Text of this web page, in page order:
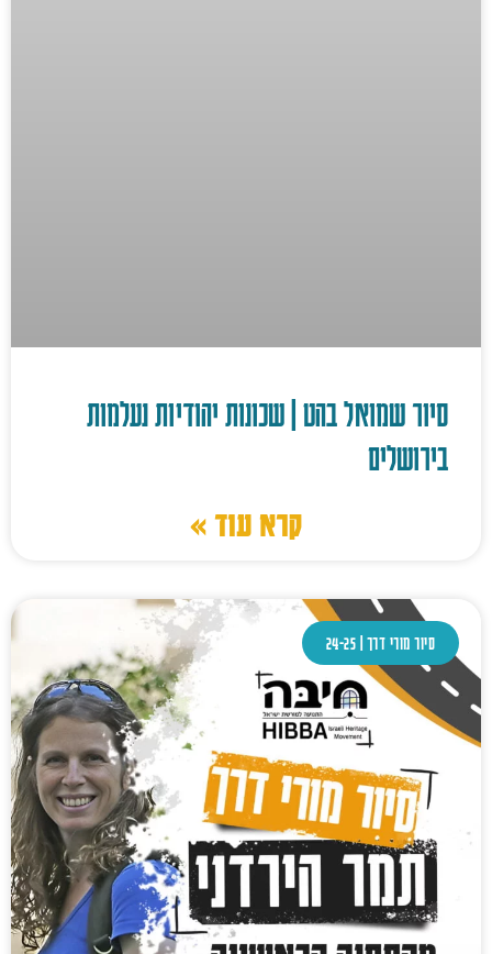
סיור שמואל בהט | שכונות יהודיות נעלמות
בירושלים
קרא עוד »
סיור מורי דרך | 24-25